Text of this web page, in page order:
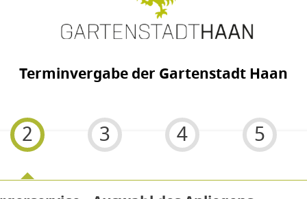
Terminvergabe der Gartenstadt Haan
2 3 4 5